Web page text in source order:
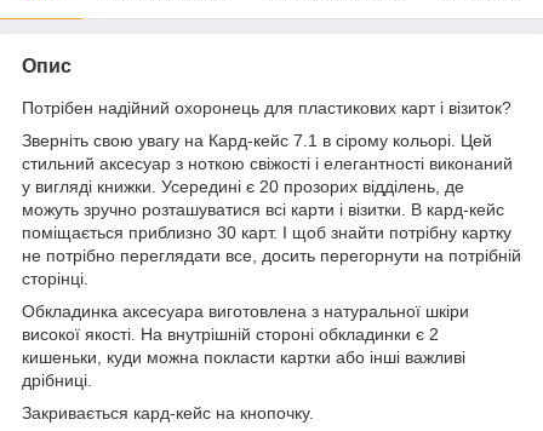
Опис
Потрібен надійний охоронець для пластикових карт і візиток?
Зверніть свою увагу на Кард-кейс 7.1 в сірому кольорі. Цей
стильний аксесуар з ноткою свіжості і елегантності виконаний
у вигляді книжки. Усередині є 20 прозорих відділень, де
можуть зручно розташуватися всі карти і візитки. В кард-кейс
поміщається приблизно 30 карт. І щоб знайти потрібну картку
не потрібно переглядати все, досить перегорнути на потрібній
сторінці.
Обкладинка аксесуара виготовлена з натуральної шкіри
високої якості. На внутрішній стороні обкладинки є 2
кишеньки, куди можна покласти картки або інші важливі
дрібниці.
Закривається кард-кейс на кнопочку.